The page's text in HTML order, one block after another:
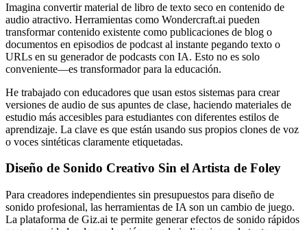
Imagina convertir material de libro de texto seco en contenido de
audio atractivo. Herramientas como Wondercraft.ai pueden
transformar contenido existente como publicaciones de blog o
documentos en episodios de podcast al instante pegando texto o
URLs en su generador de podcasts con IA. Esto no es solo
conveniente—es transformador para la educación.
He trabajado con educadores que usan estos sistemas para crear
versiones de audio de sus apuntes de clase, haciendo materiales de
estudio más accesibles para estudiantes con diferentes estilos de
aprendizaje. La clave es que están usando sus propios clones de voz
o voces sintéticas claramente etiquetadas.
Diseño de Sonido Creativo Sin el Artista de Foley
Para creadores independientes sin presupuestos para diseño de
sonido profesional, las herramientas de IA son un cambio de juego.
La plataforma de Giz.ai te permite generar efectos de sonido rápidos